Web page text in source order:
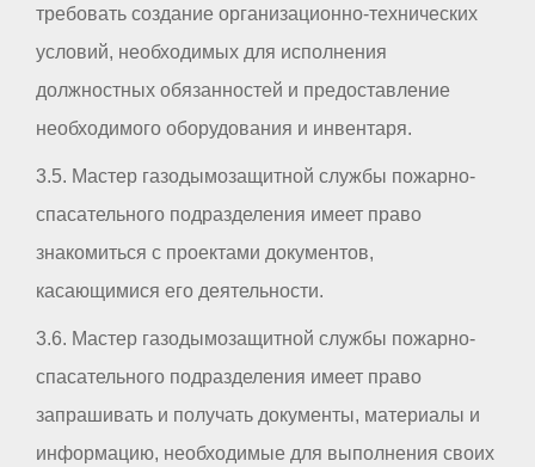
требовать создание организационно-технических
условий, необходимых для исполнения
должностных обязанностей и предоставление
необходимого оборудования и инвентаря.
3.5. Мастер газодымозащитной службы пожарно-
спасательного подразделения имеет право
знакомиться с проектами документов,
касающимися его деятельности.
3.6. Мастер газодымозащитной службы пожарно-
спасательного подразделения имеет право
запрашивать и получать документы, материалы и
информацию, необходимые для выполнения своих